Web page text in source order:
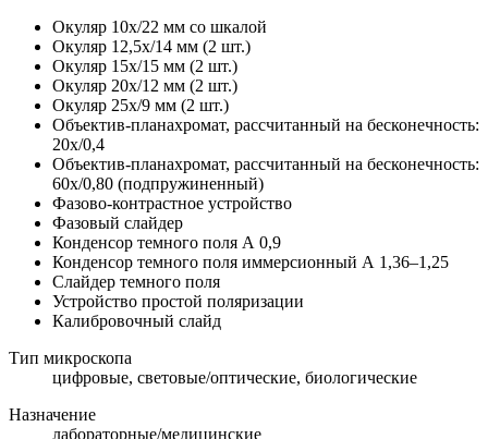
Окуляр 10х/22 мм со шкалой
Окуляр 12,5x/14 мм (2 шт.)
Окуляр 15х/15 мм (2 шт.)
Окуляр 20х/12 мм (2 шт.)
Окуляр 25х/9 мм (2 шт.)
Объектив-планахромат, рассчитанный на бесконечность:
20х/0,4
Объектив-планахромат, рассчитанный на бесконечность:
60х/0,80 (подпружиненный)
Фазово-контрастное устройство
Фазовый слайдер
Конденсор темного поля А 0,9
Конденсор темного поля иммерсионный А 1,36–1,25
Слайдер темного поля
Устройство простой поляризации
Калибровочный слайд
Тип микроскопа
цифровые, световые/оптические, биологические
Назначение
лабораторные/медицинские